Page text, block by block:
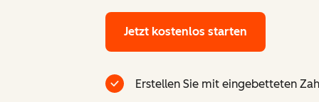
Jetzt kostenlos starten
Erstellen Sie mit eingebetteten